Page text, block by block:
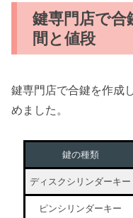
鍵専門店で
間と値段
鍵専門店で合鍵を作成
めました。
鍵の種類
ディスクシリンダーキー
ピンシリンダーキー